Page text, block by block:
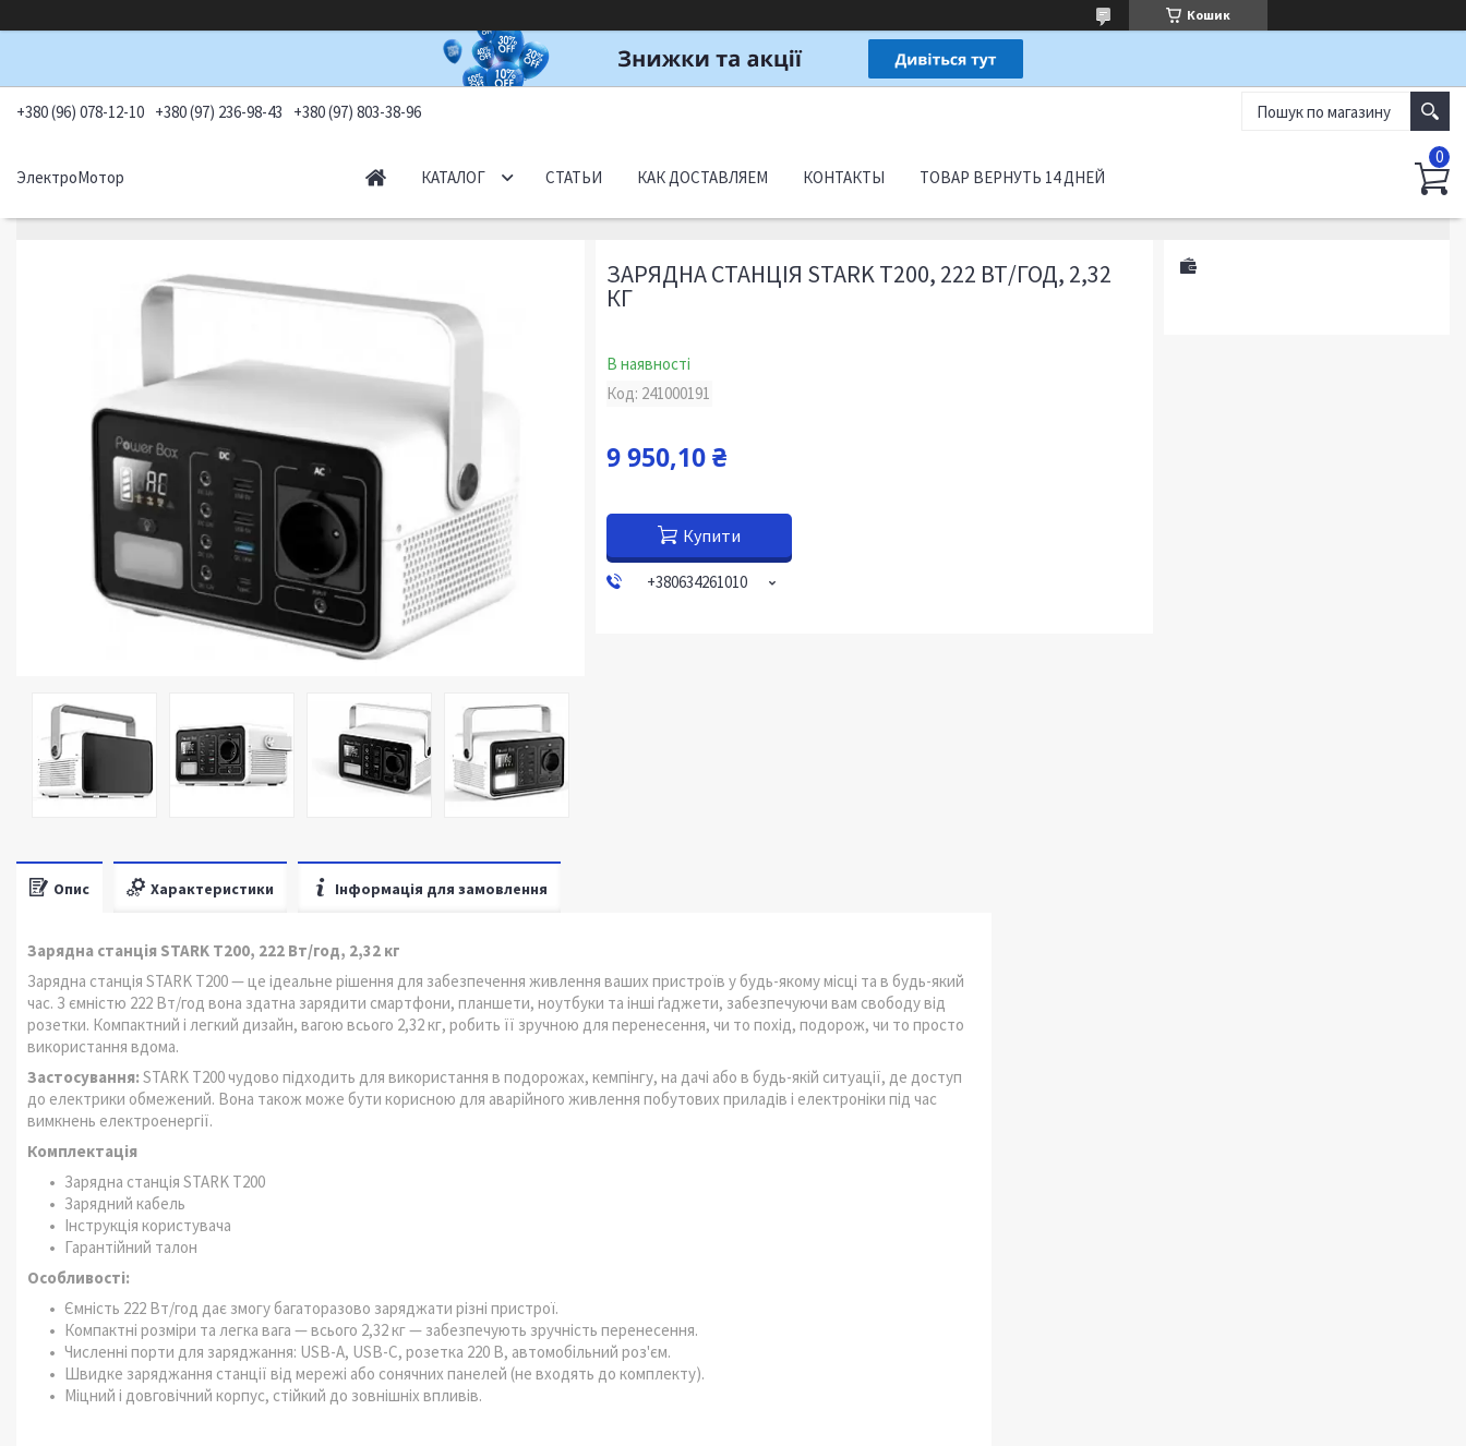
Кошик
+380 (96) 078-12-10 +380 (97) 236-98-43 +380 (97) 803-38-96
ЭлектроМотор КАТАЛОГ СТАТЬИ КАК ДОСТАВЛЯЕМ КОНТАКТЫ ТОВАР ВЕРНУТЬ 14 ДНЕЙ
ЗАРЯДНА СТАНЦІЯ STARK T200, 222 ВТ/ГОД, 2,32
КГ
В наявності
Код: 241000191
9 950,10 ₴
Купити
+380634261010
Опис Характеристики Інформація для замовлення
Зарядна станція STARK T200, 222 Вт/год, 2,32 кг
Зарядна станція STARK T200 — це ідеальне рішення для забезпечення живлення ваших пристроїв у будь-якому місці та в будь-який
час. З ємністю 222 Вт/год вона здатна зарядити смартфони, планшети, ноутбуки та інші ґаджети, забезпечуючи вам свободу від
розетки. Компактний і легкий дизайн, вагою всього 2,32 кг, робить її зручною для перенесення, чи то похід, подорож, чи то просто
використання вдома.
Застосування: STARK T200 чудово підходить для використання в подорожах, кемпінгу, на дачі або в будь-якій ситуації, де доступ
до електрики обмежений. Вона також може бути корисною для аварійного живлення побутових приладів і електроніки під час
вимкнень електроенергії.
Комплектація
Зарядна станція STARK T200
Зарядний кабель
Інструкція користувача
Гарантійний талон
Особливості:
Ємність 222 Вт/год дає змогу багаторазово заряджати різні пристрої.
Компактні розміри та легка вага — всього 2,32 кг — забезпечують зручність перенесення.
Численні порти для заряджання: USB-A, USB-C, розетка 220 В, автомобільний роз'єм.
Швидке заряджання станції від мережі або сонячних панелей (не входять до комплекту).
Міцний і довговічний корпус, стійкий до зовнішніх впливів.